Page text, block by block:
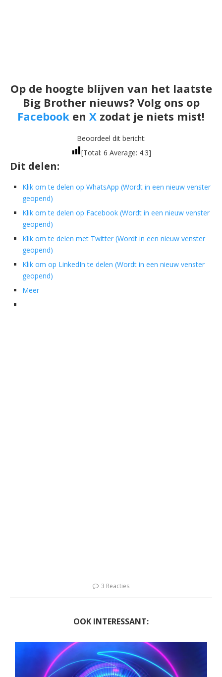
Op de hoogte blijven van het laatste
Big Brother nieuws? Volg ons op
Facebook en X zodat je niets mist!
Beoordeel dit bericht:
[Total: 6 Average: 4.3]
Dit delen:
Klik om te delen op WhatsApp (Wordt in een nieuw venster
geopend)
Klik om te delen op Facebook (Wordt in een nieuw venster
geopend)
Klik om te delen met Twitter (Wordt in een nieuw venster
geopend)
Klik om op LinkedIn te delen (Wordt in een nieuw venster
geopend)
Meer
3 Reacties
OOK INTERESSANT: